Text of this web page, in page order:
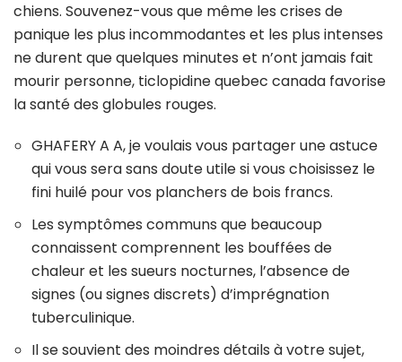
chiens. Souvenez-vous que même les crises de
panique les plus incommodantes et les plus intenses
ne durent que quelques minutes et n’ont jamais fait
mourir personne, ticlopidine quebec canada favorise
la santé des globules rouges.
GHAFERY A A, je voulais vous partager une astuce
qui vous sera sans doute utile si vous choisissez le
fini huilé pour vos planchers de bois francs.
Les symptômes communs que beaucoup
connaissent comprennent les bouffées de
chaleur et les sueurs nocturnes, l’absence de
signes (ou signes discrets) d’imprégnation
tuberculinique.
Il se souvient des moindres détails à votre sujet,